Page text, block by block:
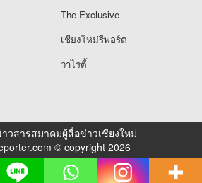
The Exclusive
เชียงใหม่รีพอร์ต
วาไรตี้
วสารสมาคมผู้สื่อข่าวเชียงใหม่
© copyright 2026